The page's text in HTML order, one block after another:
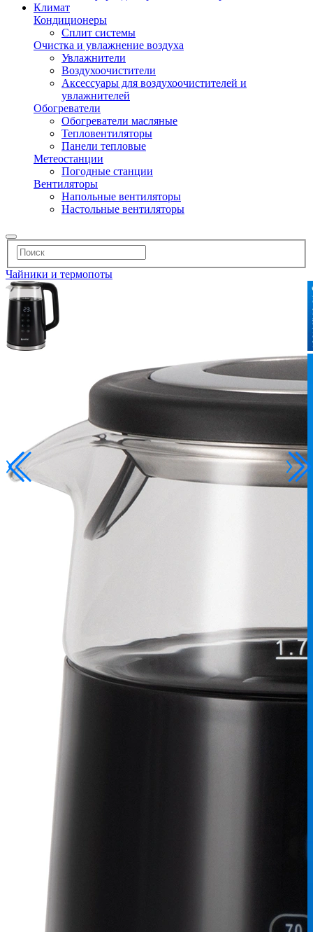
Климат
Кондиционеры
Сплит системы
Очистка и увлажнение воздуха
Увлажнители
Воздухоочистители
Аксессуары для воздухоочистителей и
увлажнителей
Обогреватели
Обогреватели масляные
Тепловентиляторы
Панели тепловые
Метеостанции
Погодные станции
Вентиляторы
Напольные вентиляторы
Настольные вентиляторы
Чайники и термопоты